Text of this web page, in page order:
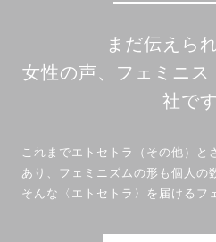
まだ伝えら
女性の声、フェミニス
社です
これまでエトセトラ（その他）と
あり、フェミニズムの形も個人の
そんな〈エトセトラ〉を届けるフ